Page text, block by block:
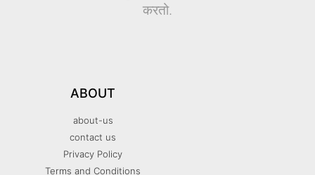
करतो.
ABOUT
about-us
contact us
Privacy Policy
Terms and Conditions